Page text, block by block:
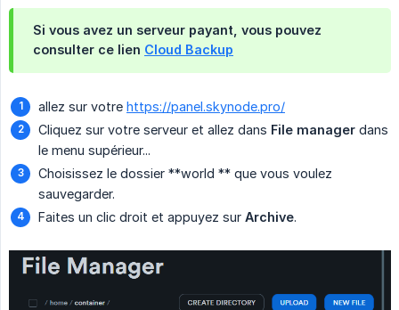
Si vous avez un serveur payant, vous pouvez
consulter ce lien Cloud Backup
allez sur votre https://panel.skynode.pro/
Cliquez sur votre serveur et allez dans File manager dans
le menu supérieur...
Choisissez le dossier **world ** que vous voulez
sauvegarder.
Faites un clic droit et appuyez sur Archive.